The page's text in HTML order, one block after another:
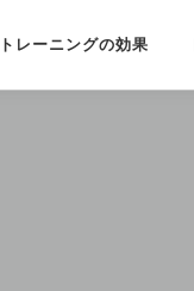
トレーニングの効果